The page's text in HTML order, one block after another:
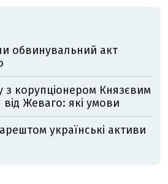
обвинувальний акт
з корупціонером Князєвим
від Жеваго: які умови
українські активи